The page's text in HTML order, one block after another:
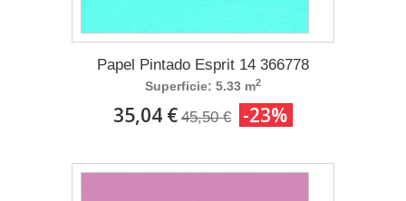
Papel Pintado Esprit 14 366778
Superficie: 5.33 m2
35,04 € 45,50 € -23%